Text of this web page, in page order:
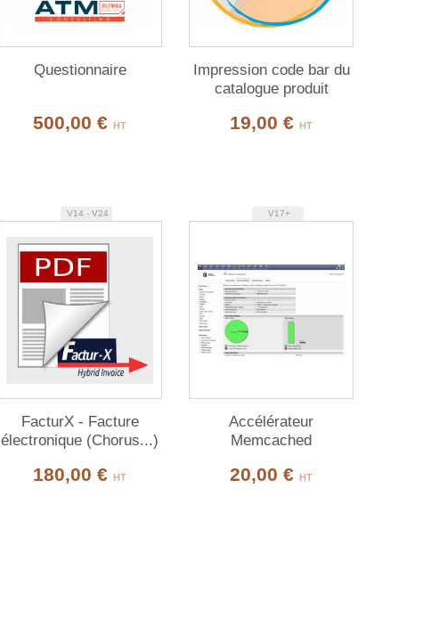
Questionnaire
500,00 € HT
Impression code bar du
catalogue produit
19,00 € HT
V14 - V24
FacturX - Facture
électronique (Chorus...)
180,00 € HT
V17+
Accélérateur
Memcached
20,00 € HT